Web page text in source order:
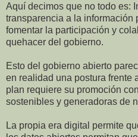
Aquí decimos que no todo es:
transparencia a la información
fomentar la participación y
quehacer del gobierno.
Esto del gobierno abierto
en realidad una postura frente
plan requiere su promoción
sostenibles y generadoras de
La propia era digital permite